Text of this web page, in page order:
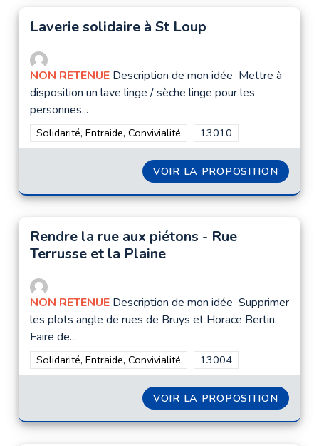
Laverie solidaire à St Loup
NON RETENUE Description de mon idée Mettre à
disposition un lave linge / sèche linge pour les
personnes...
Filtrer les résultats de la catégorie : Solidarité, Entraide,
Solidarité, Entraide, Convivialité Filtrer les résultats pour
13010
VOIR LA PROPOSITION
Rendre la rue aux piétons - Rue
Terrusse et la Plaine
NON RETENUE Description de mon idée Supprimer
les plots angle de rues de Bruys et Horace Bertin.
Faire de...
Filtrer les résultats de la catégorie : Solidarité, Entraide,
Solidarité, Entraide, Convivialité Filtrer les résultats pour
13004
VOIR LA PROPOSITION